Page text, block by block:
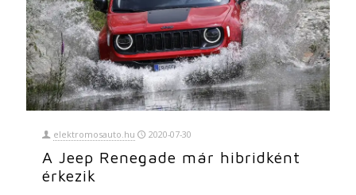
elektromosauto.hu 2020-07-30
A Jeep Renegade már hibridként
érkezik